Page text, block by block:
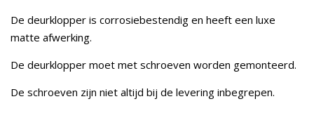
De deurklopper is corrosiebestendig en heeft een luxe
matte afwerking.
De deurklopper moet met schroeven worden gemonteerd.
De schroeven zijn niet altijd bij de levering inbegrepen.